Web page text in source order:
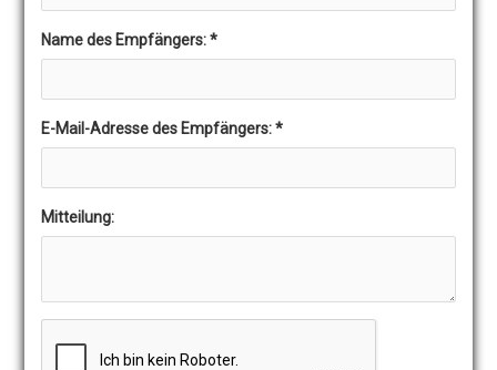
Name des Empfängers:*
E-Mail-Adresse des Empfängers:*
Mitteilung: